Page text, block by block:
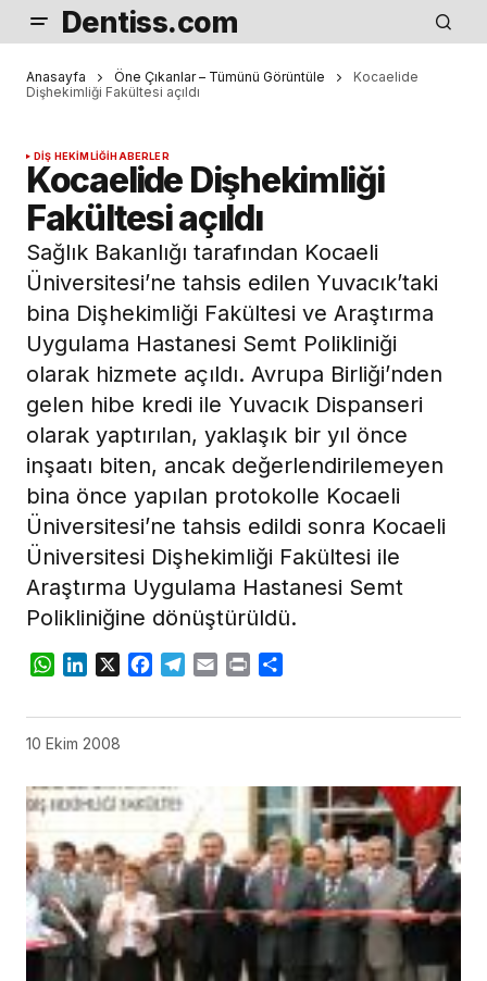
Dentiss.com
Anasayfa Öne Çıkanlar – Tümünü Görüntüle
Kocaelide
Dişhekimliği Fakültesi açıldı
DIŞ HEKIMLIĞIHABERLER
Kocaelide Dişhekimliği
Fakültesi açıldı
Sağlık Bakanlığı tarafından Kocaeli
Üniversitesi’ne tahsis edilen Yuvacık’taki
bina Dişhekimliği Fakültesi ve Araştırma
Uygulama Hastanesi Semt Polikliniği
olarak hizmete açıldı. Avrupa Birliği’nden
gelen hibe kredi ile Yuvacık Dispanseri
olarak yaptırılan, yaklaşık bir yıl önce
inşaatı biten, ancak değerlendirilemeyen
bina önce yapılan protokolle Kocaeli
Üniversitesi’ne tahsis edildi sonra Kocaeli
Üniversitesi Dişhekimliği Fakültesi ile
Araştırma Uygulama Hastanesi Semt
Polikliniğine dönüştürüldü.
WhatsApp
LinkedIn
X Facebook
Telegram
Email Print
10 Ekim 2008